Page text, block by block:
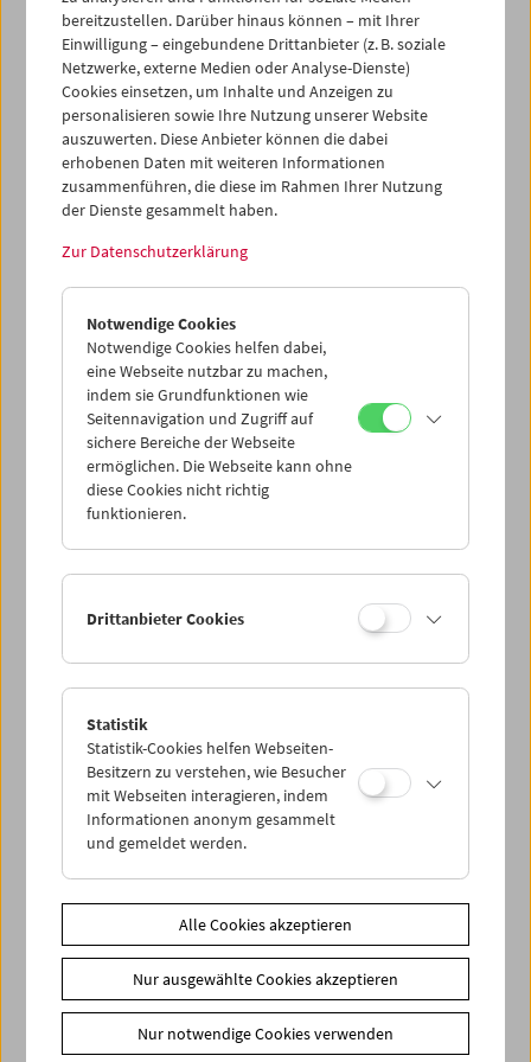
KameramannChristoph Wirsingihren FilmLady Shiva
oder: "Die bezahlen nur meine Zeit"(1974),ihre erste
größere Filmarbeit. Christoph Huber, Kurator der
Vogel-Atlas-Reihe, moderierte das Gespräch.
ProgrammSept / Okt 2023 - Amos-Vogel-Atlas 14
Share on
Newsletter
Fotos unserer Gäste
Gästebuch
bereitzustellen. Darüber hinaus können – mit Ihrer
Einwilligung – eingebundene Drittanbieter (z. B. soziale
Netzwerke, externe Medien oder Analyse-Dienste)
Cookies einsetzen, um Inhalte und Anzeigen zu
personalisieren sowie Ihre Nutzung unserer Website
auszuwerten. Diese Anbieter können die dabei
erhobenen Daten mit weiteren Informationen
zusammenführen, die diese im Rahmen Ihrer Nutzung
der Dienste gesammelt haben.
Zur Datenschutzerklärung
Notwendige Cookies
Notwendige Cookies helfen dabei,
eine Webseite nutzbar zu machen,
indem sie Grundfunktionen wie
Seitennavigation und Zugriff auf
sichere Bereiche der Webseite
ermöglichen. Die Webseite kann ohne
diese Cookies nicht richtig
funktionieren.
Drittanbieter Cookies
Statistik
Statistik-Cookies helfen Webseiten-
Besitzern zu verstehen, wie Besucher
mit Webseiten interagieren, indem
Informationen anonym gesammelt
und gemeldet werden.
Alle Cookies akzeptieren
Nur ausgewählte Cookies akzeptieren
Nur notwendige Cookies verwenden